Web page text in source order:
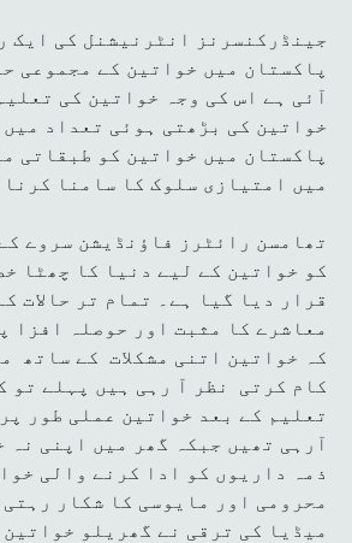
جینڈرکنسرنز انٹرنیشنل کی ایک
پاکستان میں خواتین کے مجموعی
آئی ہے اس کی وجہ خواتین کی
خواتین کی بڑھتی ہوئی تعداد
پاکستان میں خواتین کو طبقاتی
میں امتیازی سلوک کا سامنا کرنا
تھامسن رائٹرز فاؤنڈیشن سروے
کو خواتین کے لیے دنیا کا چھٹا
قرار دیا گیا ہے۔ تمام تر حالات
معاشرے کا مثبت اور حوصلہ افزا
کہ خواتین اتنی مشکلات کے ساتھ
کام کرتی نظر آ رہی ہیں پہلے تو
تعلیم کے بعد خواتین عملی طور
آرہی تھیں جبکہ گھر میں اپنی نہ
ذمہ داریوں کو ادا کرنے والی
محرومی اور مایوسی کا شکار
میڈیا کی ترقی نے گھریلو